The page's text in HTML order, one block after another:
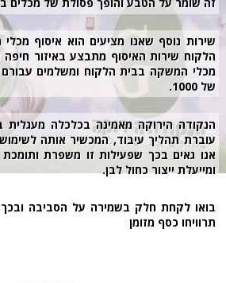
זה שומר על הטבע והופך פסולת של מכלים
שירות נוסף שאנו מציעים הוא איסוף
הלקוח שירות האיסוף מתבצע באיזור חיפה
מכלי המשקה בבית הלקוח ומשלמים
של 1000.
הנקודה הירוקה מאמינה בכלכלה
עוברת תהליך עיבוד, המכשיר אותה
אנו גאים בכך שפעילות זו משפרת
ומייעלת ייצור כחול לבן.
בואו לקחת חלק בשמירה על הסביבה
תרוויחו כסף מזומן